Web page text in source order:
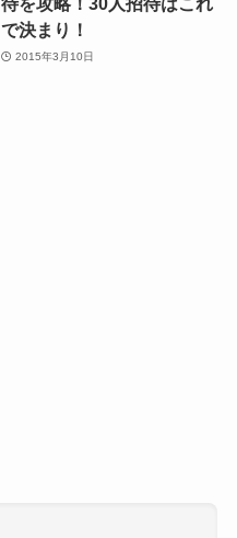
で決まり！
2015年3月10日